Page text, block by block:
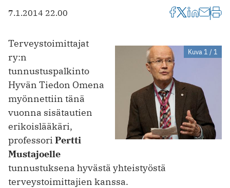
7.1.2014 22.00
Kuva 1 / 1
Terveystoimittajat
ry:n
tunnustuspalkinto
Hyvän Tiedon Omena
myönnettiin tänä
vuonna sisätautien
erikoislääkäri,
professori Pertti
Mustajoelle
tunnustuksena hyvästä yhteistyöstä
terveystoimittajien kanssa.